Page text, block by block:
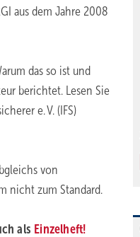
aus dem Jahre 2008
das so ist und
berichtet. Lesen Sie
e. V. (IFS)
von
nicht zum Standard.
als Einzelheft!